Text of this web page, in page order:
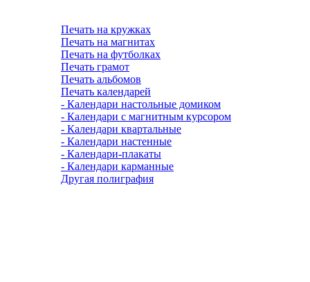
Печать на кружках
Печать на магнитах
Печать на футболках
Печать грамот
Печать альбомов
Печать календарей
- Календари настольные домиком
- Календари с магнитным курсором
- Календари квартальные
- Календари настенные
- Календари-плакаты
- Календари карманные
Другая полиграфия